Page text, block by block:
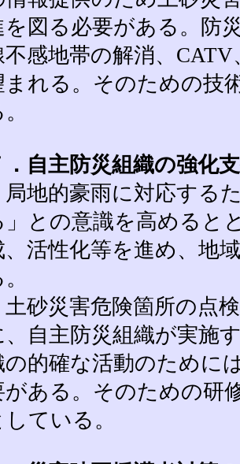
を図る必要がある。防
不感地帯の解消、
まれる。そのための技
．自主防災組織の強化
地的豪雨に対応する
」との意識を高めると
、活性化等を進め、地
砂災害危険箇所の点
、自主防災組織が実施
の的確な活動のために
がある。そのための研
している。